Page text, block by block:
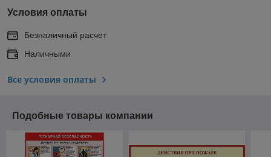
Условия оплаты
Безналичный расчет
Наличными
Все условия оплаты
Подобные товары компании